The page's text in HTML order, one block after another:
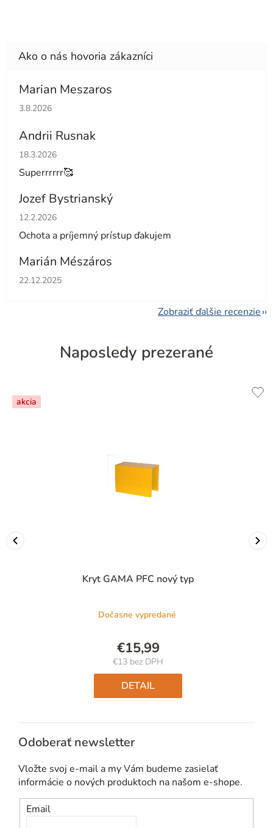
Marian Meszaros
Hodnotenie obchodu je 5 z 5 hviezdičiek.
3.8.2026
Andrii Rusnak
Hodnotenie obchodu je 5 z 5 hviezdičiek.
18.3.2026
Superrrrrr🥰
Jozef Bystrianský
Hodnotenie obchodu je 5 z 5 hviezdičiek.
12.2.2026
Ochota a príjemný prístup ďakujem
Marián Mészáros
Hodnotenie obchodu je 5 z 5 hviezdičiek.
22.12.2025
Zobraziť ďalšie recenzie
Naposledy prezerané
akcia
Kryt GAMA PFC nový typ
Dočasne vypredané
€15,99
€13 bez DPH
Jednotková
cena:
DETAIL
Odoberať newsletter
Vložte svoj e-mail a my Vám budeme zasielať
informácie o nových produktoch na našom e-shope.
Email